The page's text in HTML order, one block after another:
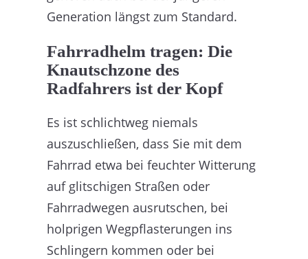
Generation längst zum Standard.
Fahrradhelm tragen: Die
Knautschzone des
Radfahrers ist der Kopf
Es ist schlichtweg niemals
auszuschließen, dass Sie mit dem
Fahrrad etwa bei feuchter Witterung
auf glitschigen Straßen oder
Fahrradwegen ausrutschen, bei
holprigen Wegpflasterungen ins
Schlingern kommen oder bei